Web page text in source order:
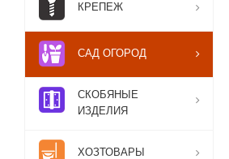
КРЕПЕЖ
САД ОГОРОД
СКОБЯНЫЕ
ИЗДЕЛИЯ
ХОЗТОВАРЫ